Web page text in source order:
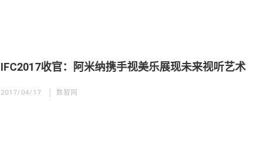
IFC2017收官：阿米纳携手视美乐展现未来视听艺术
2017/04/17 数智网